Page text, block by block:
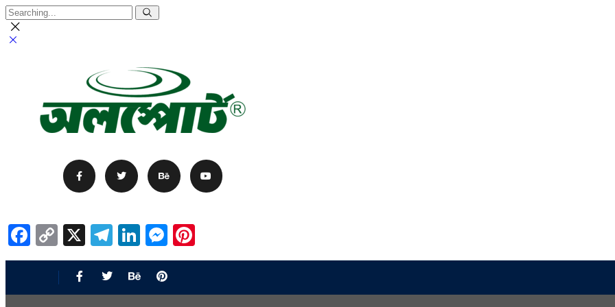
Facebook
Copy
Link
X Telegram
LinkedIn
Messenger